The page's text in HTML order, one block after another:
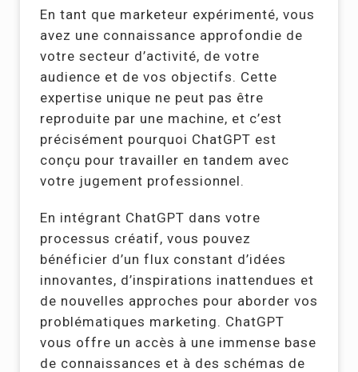
En tant que marketeur expérimenté, vous
avez une connaissance approfondie de
votre secteur d’activité, de votre
audience et de vos objectifs. Cette
expertise unique ne peut pas être
reproduite par une machine, et c’est
précisément pourquoi ChatGPT est
conçu pour travailler en tandem avec
votre jugement professionnel.
En intégrant ChatGPT dans votre
processus créatif, vous pouvez
bénéficier d’un flux constant d’idées
innovantes, d’inspirations inattendues et
de nouvelles approches pour aborder vos
problématiques marketing. ChatGPT
vous offre un accès à une immense base
de connaissances et à des schémas de